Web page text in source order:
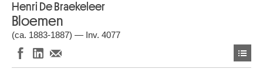
Henri De Braekeleer
Bloemen
(ca. 1883-1887) — Inv. 4077